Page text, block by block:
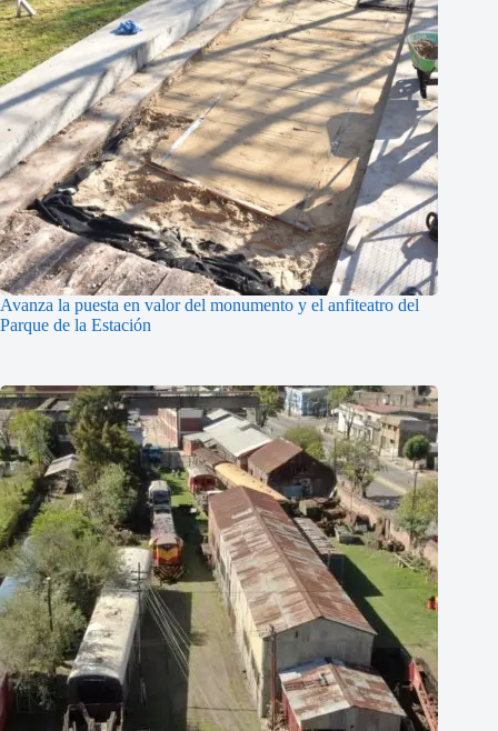
Avanza la puesta en valor del monumento y el anfiteatro del
Parque de la Estación